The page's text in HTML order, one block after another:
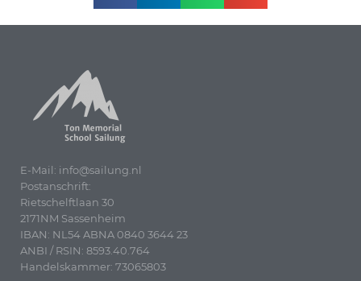
E-Mail: info@sailung.nl
Postanschrift:
Rietschelftlaan 30
2171NM Sassenheim
IBAN: NL54 ABNA 0840 3644 23
ANBI / RSIN: 8593.40.764
Handelskammer: 73065803